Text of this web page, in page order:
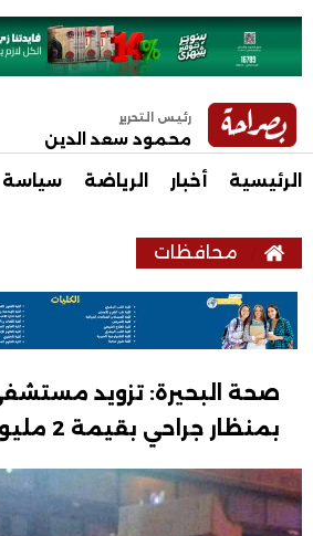
رئيس التحرير
محمود سعد الدين
الرئيسية أخبار الرياضة سياسة
محافظات
صحة البحيرة: تزويد مستشفى
بمنظار جراحي بقيمة 2 مليون جنيه